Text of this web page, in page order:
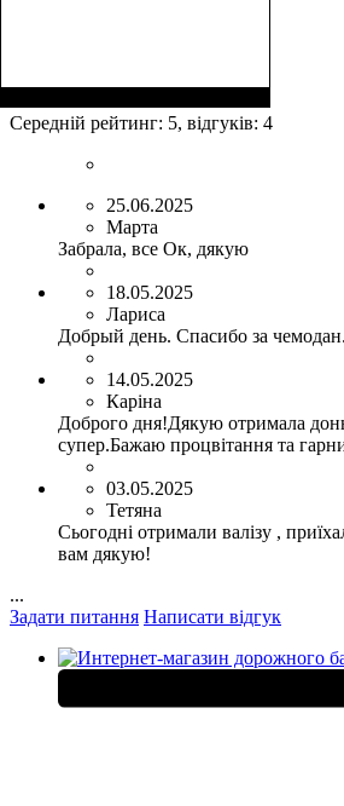
75х50х30+5
Середній рейтинг: 5, відгуків: 4
25.06.2025
Марта
Забрала, все Ок, дякую
18.05.2025
Лариса
Добрый день. Спасибо за
14.05.2025
Каріна
Доброго дня!Дякую отримала
супер.Бажаю процвітання та
03.05.2025
Тетяна
Сьогодні отримали валізу ,
вам дякую!
...
Задати питання Написати відгук